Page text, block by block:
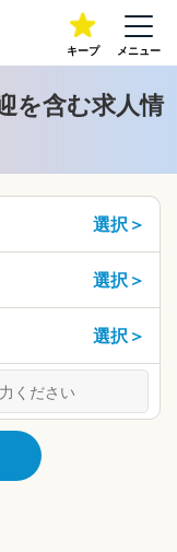
キープ メニュー
を含む求人情
選択＞
選択＞
選択＞